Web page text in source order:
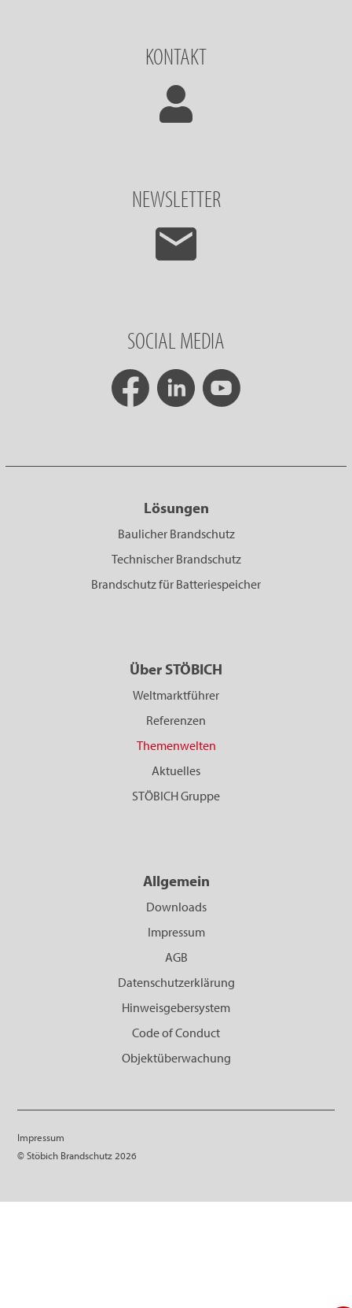
KONTAKT
NEWSLETTER
SOCIAL MEDIA
Lösungen
Baulicher Brandschutz
Technischer Brandschutz
Brandschutz für Batteriespeicher
Über STÖBICH
Weltmarktführer
Referenzen
Themenwelten
Aktuelles
STÖBICH Gruppe
Allgemein
Downloads
Impressum
AGB
Datenschutzerklärung
Hinweisgebersystem
Code of Conduct
Objektüberwachung
Impressum
© Stöbich Brandschutz 2026